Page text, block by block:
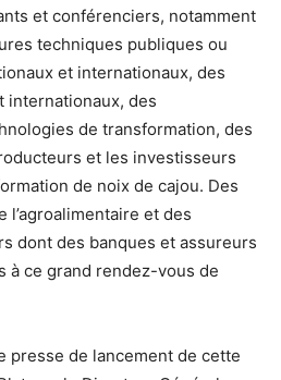
et conférenciers, notamment
techniques publiques ou
et internationaux, des
internationaux, des
de transformation, des
et les investisseurs
de noix de cajou. Des
et des
dont des banques et assureurs
à ce grand rendez-vous de
presse de lancement de cette